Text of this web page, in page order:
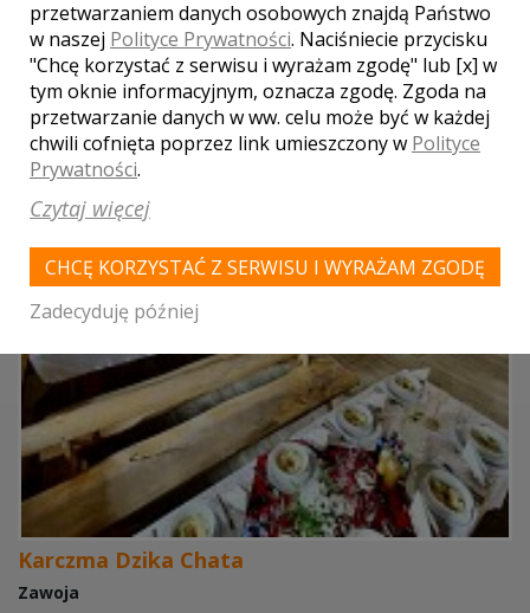
Polecamy
Karczma Dzika Chata
Zawoja
przetwarzaniem danych osobowych znajdą Państwo
w naszej Polityce Prywatności. Naciśniecie przycisku
"Chcę korzystać z serwisu i wyrażam zgodę" lub [x] w
tym oknie informacyjnym, oznacza zgodę. Zgoda na
przetwarzanie danych w ww. celu może być w każdej
chwili cofnięta poprzez link umieszczony w Polityce
Prywatności.
Czytaj więcej
CHCĘ KORZYSTAĆ Z SERWISU I WYRAŻAM ZGODĘ
Zadecyduję później